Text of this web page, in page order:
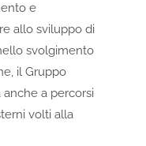
e
allo sviluppo di
svolgimento
il Gruppo
a percorsi
volti alla